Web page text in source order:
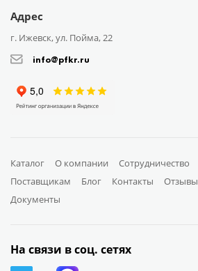
Адрес
г. Ижевск, ул. Пойма, 22
info@pfkr.ru
Каталог О компании Сотрудничество
Поставщикам
Блог Контакты Отзывы
Документы
На связи в соц. сетях